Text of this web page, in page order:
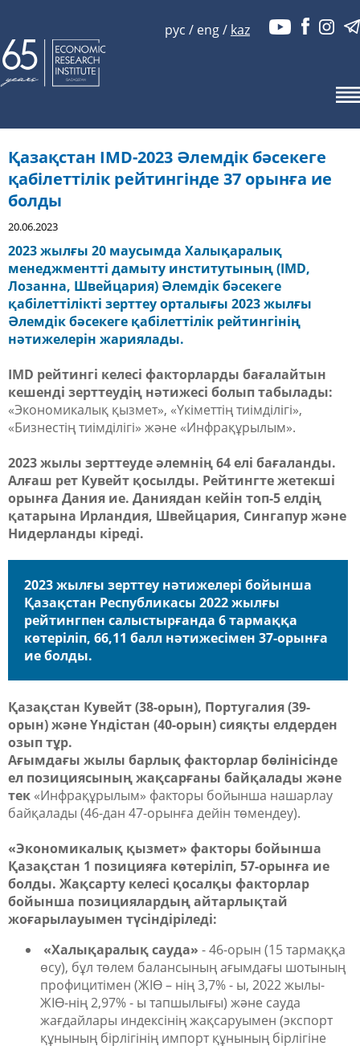
рус / eng/ kaz
Қазақстан IMD-2023 Әлемдік бәсекеге
қабілеттілік рейтингінде 37 орынға ие
болды
20.06.2023
2023 жылғы 20 маусымда Халықаралық
менеджментті дамыту институтының (IMD,
Лозанна, Швейцария) Әлемдік бәсекеге
қабілеттілікті зерттеу орталығы 2023 жылғы
Әлемдік бәсекеге қабілеттілік рейтингінің
нәтижелерін жариялады.
IMD рейтингі келесі факторларды бағалайтын
кешенді зерттеудің нәтижесі болып табылады:
«Экономикалық қызмет», «Үкіметтің тиімділігі»,
«Бизнестің тиімділігі» және «Инфрақұрылым».
2023 жылы зерттеуде әлемнің 64 елі бағаланды.
Алғаш рет Кувейт қосылды. Рейтингте жетекші
орынға Дания ие. Даниядан кейін топ-5 елдің
қатарына Ирландия, Швейцария, Сингапур және
Нидерланды кіреді.
2023 жылғы зерттеу нәтижелері бойынша
Қазақстан Республикасы 2022 жылғы
рейтингпен салыстырғанда 6 тармаққа
көтеріліп, 66,11 балл нәтижесімен 37-орынға
ие болды.
Қазақстан Кувейт (38-орын), Португалия (39-
орын) және Үндістан (40-орын) сияқты елдерден
озып тұр.
Ағымдағы жылы барлық факторлар бөлінісінде
ел позициясының жақсарғаны байқалады және
тек «Инфрақұрылым» факторы бойынша нашарлау
байқалады (46-дан 47-орынға дейін төмендеу).
«Экономикалық қызмет» факторы бойынша
Қазақстан 1 позицияға көтеріліп, 57-орынға ие
болды. Жақсарту келесі қосалқы факторлар
бойынша позициялардың айтарлықтай
жоғарылауымен түсіндіріледі:
«Халықаралық сауда» - 46-орын (15 тармаққа
өсу), бұл төлем балансының ағымдағы шотының
профицитімен (ЖІӨ – нің 3,7% - ы, 2022 жылы-
ЖІӨ-нің 2,97% - ы тапшылығы) және сауда
жағдайлары индексінің жақсаруымен (экспорт
құнының бірлігінің импорт құнының бірлігіне